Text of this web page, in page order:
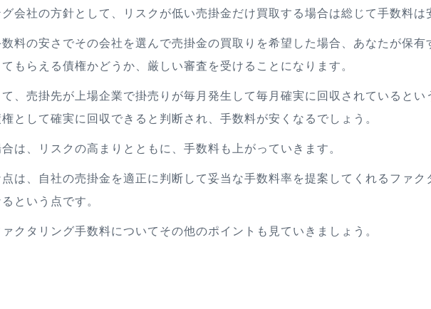
会社の方針として、リスクが低い売掛金だけ買取する場合は総じて手数料は
料の安さでその会社を選んで売掛金の買取りを希望した場合、あなたが保有
もらえる債権かどうか、厳しい審査を受けることになります。
、売掛先が上場企業で掛売りが毎月発生して毎月確実に回収されていると
として確実に回収できると判断され、手数料が安くなるでしょう。
は、リスクの高まりとともに、手数料も上がっていきます。
は、自社の売掛金を適正に判断して妥当な手数料率を提案してくれるファ
という点です。
クタリング手数料についてその他のポイントも見ていきましょう。